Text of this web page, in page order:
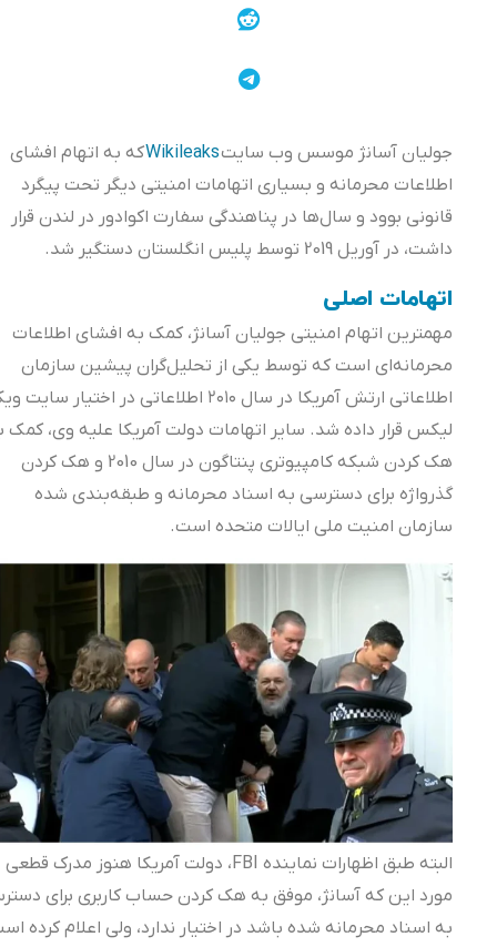
جولیان آسانژ موسس وب سایتWikileaksکه به اتهام افشای
اطلاعات محرمانه و بسیاری اتهامات امنیتی دیگر تحت پیگرد
قانونی بوود و سال‌ها در پناهندگی سفارت اکوادور در لندن قرار
داشت، در آوریل 2019 توسط پلیس انگلستان دستگیر شد.
اتهامات اصلی
مهمترین اتهام امنیتی جولیان آسانژ، کمک به افشای اطلاعات
محرمانه‌ای است که توسط یکی از تحلیل‌گران پیشین سازمان
اطلاعاتی ارتش آمریکا در سال ۲۰۱۰ اطلاعاتی در اختیار سایت ویکی
لیکس قرار داده شد. سایر اتهامات دولت آمریکا علیه وی، کمک به
هک کردن شبکه کامپیوتری پنتاگون در سال 2010 و هک کردن
گذرواژه برای دسترسی به اسناد محرمانه و طبقه‌بندی شده
سازمان امنیت ملی ایالات متحده است.
البته طبق اظهارات نماینده FBI، دولت آمریکا هنوز مدرک قطعی در
مورد این که آسانژ، موفق به هک کردن حساب کاربری برای دسترسی
به اسناد محرمانه شده باشد در اختیار ندارد، ولی اعلام کرده است